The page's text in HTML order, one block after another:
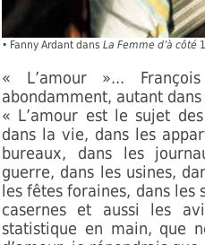
• Fanny Ardant dans La Femme d’à côté
« L’amour »...
abondamment, autant
« L’amour est le sujet
dans la vie, dans les
bureaux, dans les
guerre, dans les usines,
les fêtes foraines, dans les
casernes et aussi les
statistique en main, que